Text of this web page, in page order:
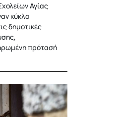
Αγίας
κύκλο
δημοτικές
πρότασή